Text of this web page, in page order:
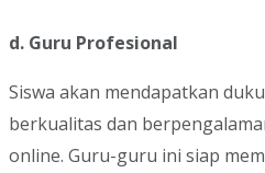
d. Guru Profesional
Siswa akan mendapatkan
berkualitas dan
online. Guru-guru ini siap